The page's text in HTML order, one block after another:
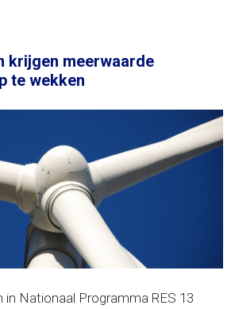
krijgen meerwaarde
te wekken
in Nationaal Programma RES 13